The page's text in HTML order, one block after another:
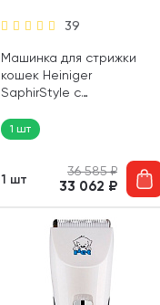
39
Машинка для стрижки
кошек Heiniger
SaphirStyle с
1 шт
1 шт
36 585₽
33 062 ₽